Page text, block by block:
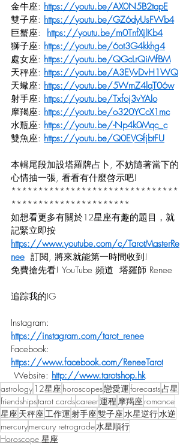
金牛座: https://youtu.be/AX0N5B2tapE
雙子座: https://youtu.be/GZ6dyUsFWb4
巨蟹座: https://youtu.be/m0TnfXjlKb4
獅子座: https://youtu.be/6ot3G4kkhg4
處女座: https://youtu.be/QGcLrQiMfBM
天秤座: https://youtu.be/A3EVvDvH1WQ
天蠍座: https://youtu.be/5WmZ4lqT06w
射手座: https://youtu.be/Txfoj3vYAlo
摩羯座: https://youtu.be/o320YCcX1mc
水瓶座: https://youtu.be/-Np4k0Mqc_c
雙魚座: https://youtu.be/Q0EVGfjbtFU
本輯尾段加設塔羅牌占卜, 不妨隨著當下的
心情抽一張, 看看有什麼啓示吧!
*******************************
**********************
如想看更多有關於12星座有趣的題目，就
記緊立即按
https://www.youtube.com/c/TarotMasterRe
nee 訂閱, 將來就能第一時間收到!
免費搶先看! YouTube 頻道  塔羅師 Renee
追踪我的IG
Instagram:
https://instagram.com/tarot_renee
Facebook:
https://www.facebook.com/ReneeTarot
Website: http://www.tarotshop.hk
astrology 12星座 horoscopes戀愛運forecasts占星
friendshipstarot cardscareer運程 摩羯座 romance
星座 天秤座 工作運射手座雙子座水星逆行水逆
mercurymercury retrograde水星順行
Horoscope 星座